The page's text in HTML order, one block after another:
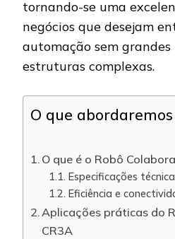
tornando-se uma
negócios que desejam
automação sem
estruturas complexas.
O que
O que é o Robô
Especificações
Eficiência e
Aplicações práticas do
CR3A